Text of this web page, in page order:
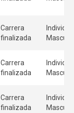
Carrera
finalizada
Carrera
finalizada
Carrera
finalizada